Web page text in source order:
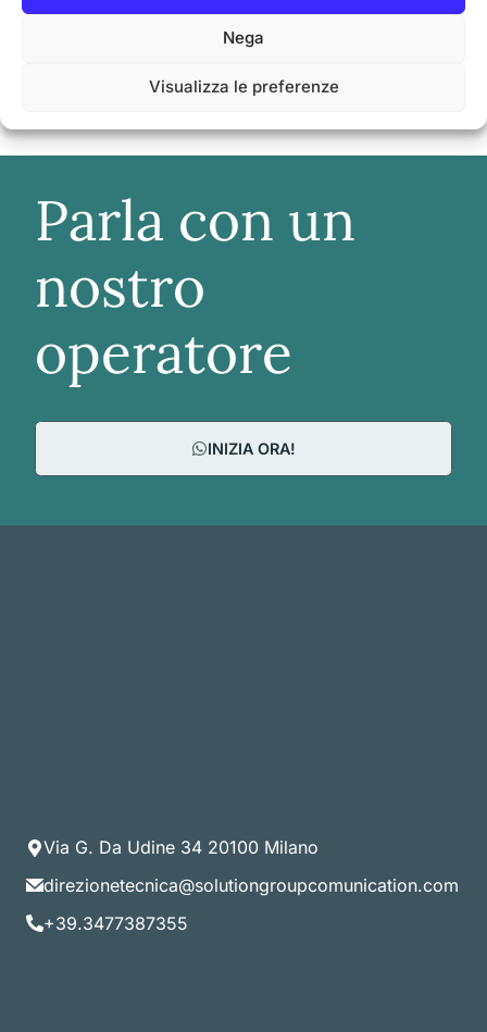
Nega
Visualizza le preferenze
Parla con un
nostro
operatore
INIZIA ORA!
Via G. Da Udine 34 20100 Milano
direzionetecnica@solutiongroupcomunication.com
+39.3477387355